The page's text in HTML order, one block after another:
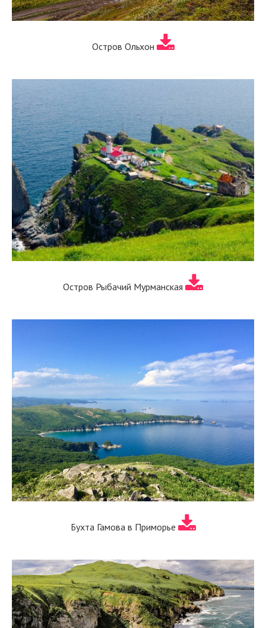
Остров Ольхон
Остров Рыбачий Мурманская
Бухта Гамова в Приморье